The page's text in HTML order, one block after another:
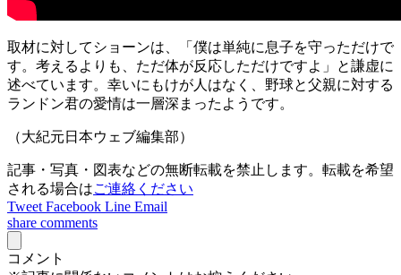
取材に対してショーンは、「僕は単純に息子を守っただけで
す。考えるよりも、ただ体が反応しただけですよ」と謙虚に
述べています。幸いにもけが人はなく、野球と父親に対する
ランドン君の愛情は一層深まったようです。
（大紀元日本ウェブ編集部）
記事・写真・図表などの無断転載を禁止します。転載を希望
される場合はご連絡ください
Tweet Facebook Line Email
share comments
コメント